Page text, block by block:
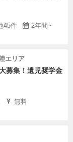
45件
2年間~
エリア
募集！遺児奨学金
無料